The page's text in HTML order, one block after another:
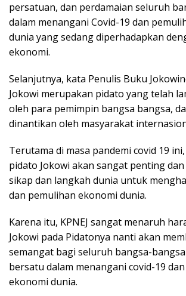
persatuan, dan perdamaian seluruh
dalam menangani Covid-19 dan
dunia yang sedang diperhadapkan
ekonomi.
Selanjutnya, kata Penulis Buku
Jokowi merupakan pidato yang telah
oleh para pemimpin bangsa bangsa,
dinantikan oleh masyarakat
Terutama di masa pandemi covid 19
pidato Jokowi akan sangat penting
sikap dan langkah dunia untuk
dan pemulihan ekonomi dunia.
Karena itu, KPNEJ sangat menaruh
Jokowi pada Pidatonya nanti akan
semangat bagi seluruh bangsa-
bersatu dalam menangani covid-19
ekonomi dunia.